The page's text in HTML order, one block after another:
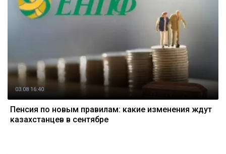
03.08 16:40
Пенсия по новым правилам: какие изменения ждут
казахстанцев в сентябре